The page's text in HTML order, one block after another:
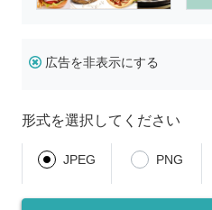
広告を非表示にする
形式を選択してください
JPEG PNG